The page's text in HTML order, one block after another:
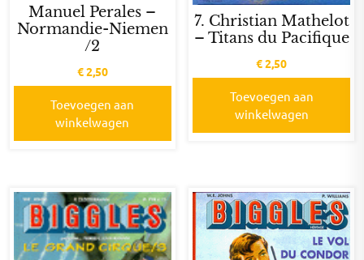
Manuel Perales –
Normandie-Niemen
/2
€2,50
Toevoegen aan
winkelwagen
7. Christian Mathelot
– Titans du Pacifique
€2,50
Toevoegen aan
winkelwagen